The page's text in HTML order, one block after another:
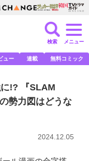
検索 メニュー
ュー 連載 無料コミック
!? 『SLAM
勢力図はどうな
2024.12.05